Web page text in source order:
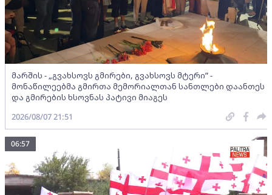
მარშის - „გვახსოვს გმირები, გვახსოვს მტერი” -
მონაწილეებმა გმირთა მემორიალთან სანთლები დაანთეს
და გმირების ხსოვნას პატივი მიაგეს
2026/08/07 21:51
06:57